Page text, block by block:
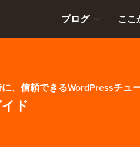
ブログ ここ
、信頼できるWordPressチュ
ド